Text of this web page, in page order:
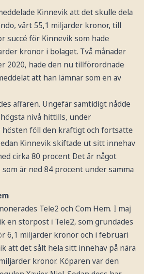
Kinnevik att det skulle dela
värt 55,1 miljarder kronor, till
succé för Kinnevik som hade
kronor i bolaget. Två månader
2020, hade den nu tillförordnade
att han lämnar som en av
affären. Ungefär samtidigt nådde
nivå hittills, under
hösten föll den kraftigt och fortsatte
Kinnevik skiftade ut sitt innehav
cirka 80 procent Det är något
är ned 84 procent under samma
Tele2 och Com Hem. I maj
en storpost i Tele2, som grundades
6,1 miljarder kronor och i februari
att det sålt hela sitt innehav på nära
kronor. Köparen var den